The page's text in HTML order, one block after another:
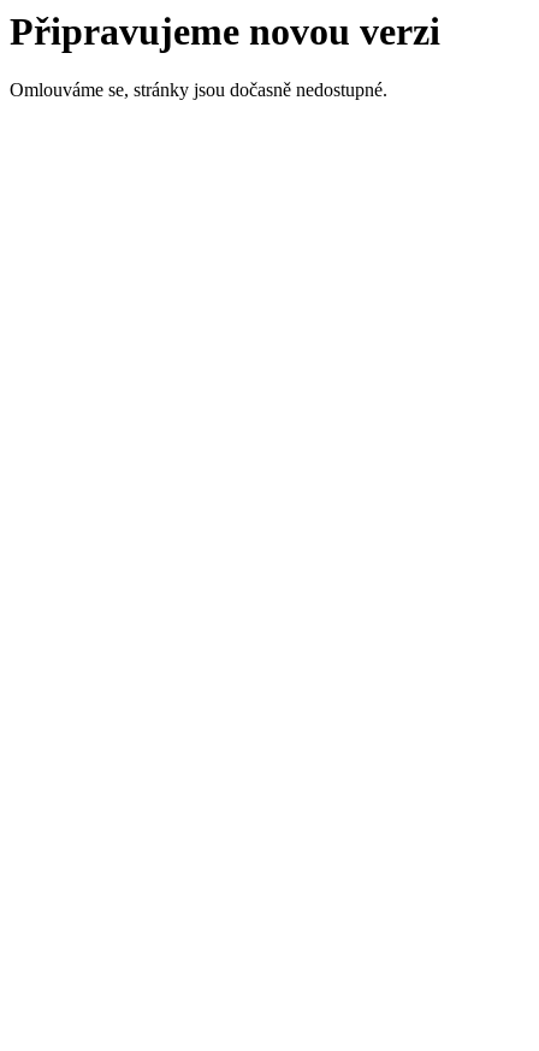
Připravujeme novou verzi
Omlouváme se, stránky jsou dočasně nedostupné.